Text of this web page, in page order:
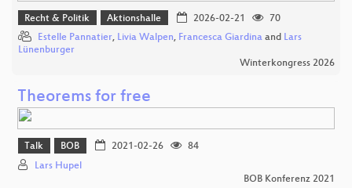
Recht & Politik Aktionshalle 2026-02-21
70
Estelle Pannatier, Livia Walpen, Francesca Giardina and Lars
Lünenburger
Winterkongress 2026
Theorems for free
Talk BOB 2021-02-26
84
Lars Hupel
BOB Konferenz 2021